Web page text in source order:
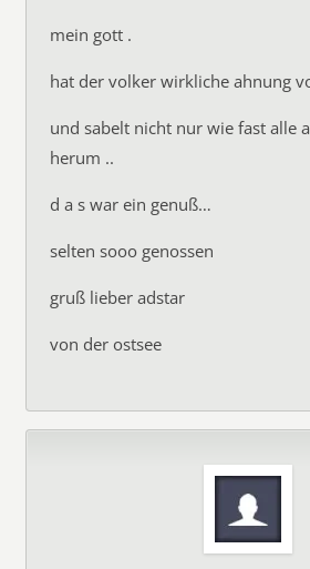
mein gott .
hat der volker wirkliche ahnung
und sabelt nicht nur wie fast alle
herum ..
d a s war ein genuß…
selten sooo genossen
gruß lieber adstar
von der ostsee